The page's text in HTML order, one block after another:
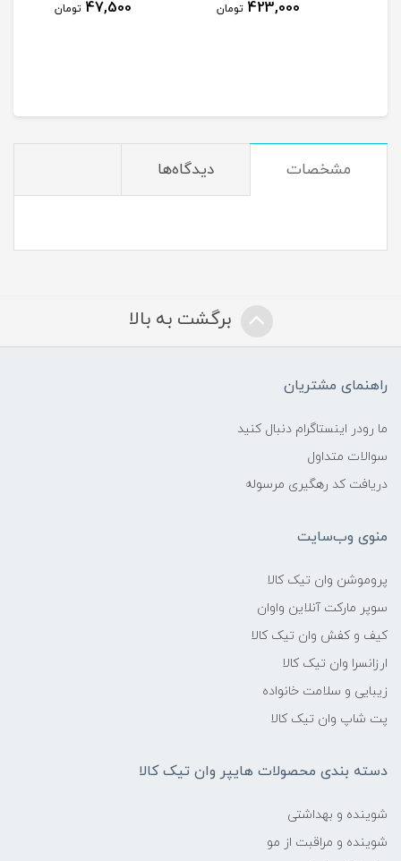
423,000 تومان 47,500 تومان
مشخصات دیدگاه‌ها
برگشت به بالا
راهنمای مشتریان
ما رودر اینستاگرام دنبال کنید
سوالات متداول
دریافت کد رهگیری مرسوله
منوی وب‌سایت
پروموشن وان تیک کالا
سوپر مارکت آنلاین واوان
کیف و کفش وان تیک کالا
ارزانسرا وان تیک کالا
زیبایی و سلامت خانواده
پت شاپ وان تیک کالا
دسته بندی محصولات هایپر وان تیک کالا
شوینده و بهداشتی
شوینده و مراقبت از مو